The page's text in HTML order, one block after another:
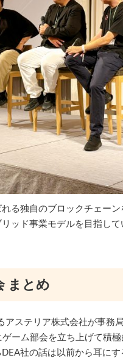
る独自のブロックチェー
ッド事業モデルを目指し
まとめ
アステリア株式会社が事務
ーム部会を立ち上げて積
社の話は以前から耳に